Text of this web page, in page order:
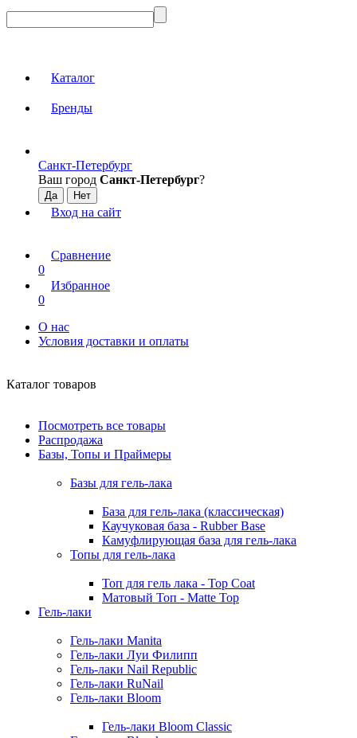
Каталог
Бренды
Санкт-Петербург
Ваш город Санкт-Петербург?
Вход на сайт
Сравнение
0
Избранное
0
О нас
Условия доставки и оплаты
Каталог товаров
Посмотреть все товары
Распродажа
Базы, Топы и Праймеры
Базы для гель-лака
База для гель-лака (классическая)
Каучуковая база - Rubber Base
Камуфлирующая база для гель-лака
Топы для гель-лака
Топ для гель лака - Top Coat
Матовый Топ - Matte Top
Гель-лаки
Гель-лаки Manita
Гель-лаки Луи Филипп
Гель-лаки Nail Republic
Гель-лаки RuNail
Гель-лаки Bloom
Гель-лаки Bloom Classic